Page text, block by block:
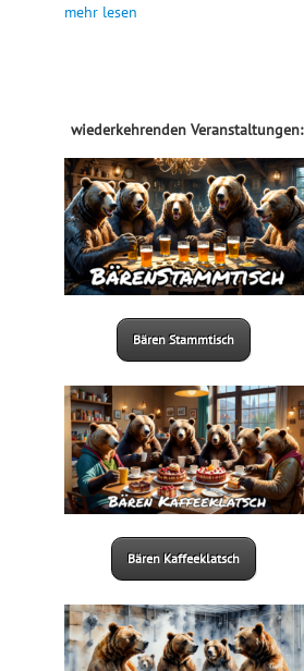
mehr lesen
wiederkehrenden Veranstaltungen:
Bären Stammtisch
Bären Kaffeeklatsch